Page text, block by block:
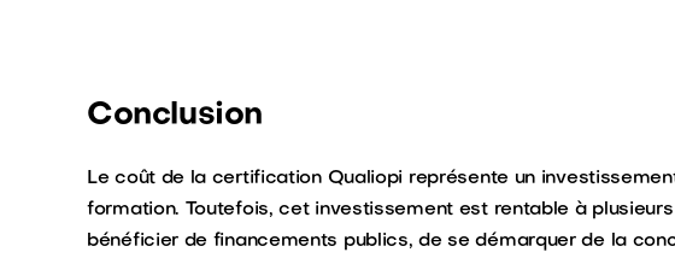
Conclusion
Le coût de la certification Qualiopi représente un
formation. Toutefois, cet investissement est rentable à
bénéficier de financements publics, de se démarquer de la